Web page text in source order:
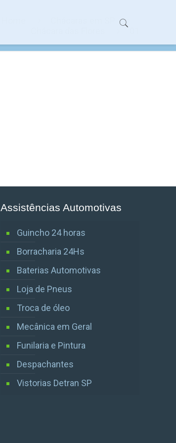
Assistências Automotivas
Guincho 24 horas
Borracharia 24Hs
Baterias Automotivas
Loja de Pneus
Troca de óleo
Mecânica em Geral
Funilaria e Pintura
Despachantes
Vistorias Detran SP